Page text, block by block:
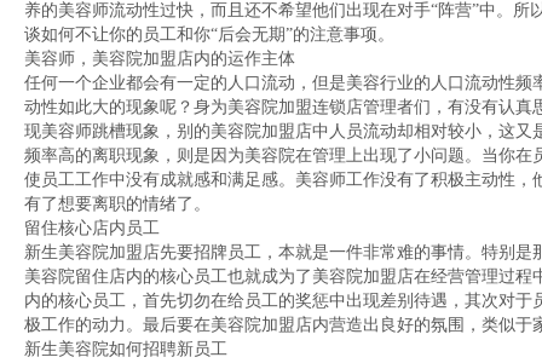
养的美容师流动性过快，而且还不希望他们出现在对手“阵营”中。所
谈如何不让你的员工和你“后会无期”的注意事项。
美容师，美容院加盟店内的运作主体
任何一个企业都会有一定的人口流动，但是美容行业的人口流动性频
动性如此大的现象呢？身为美容院加盟连锁店管理者们，有没有认真
现美容师跳槽现象，别的美容院加盟店中人员流动却相对较小，这又
频率高的离职现象，则是因为美容院在管理上出现了小问题。当你在
使员工工作中没有成就感和满足感。美容师工作没有了积极主动性，
有了想要离职的情绪了。
留住核心店内员工
新生美容院加盟店先要招牌员工，本就是一件非常难的事情。特别
美容院留住店内的核心员工也就成为了美容院加盟店在经营管理过
内的核心员工，首先切勿在给员工的奖惩中出现差别待遇，其次对
极工作的动力。最后要在美容院加盟店内营造出良好的氛围，类似于
新生美容院如何招聘新员工